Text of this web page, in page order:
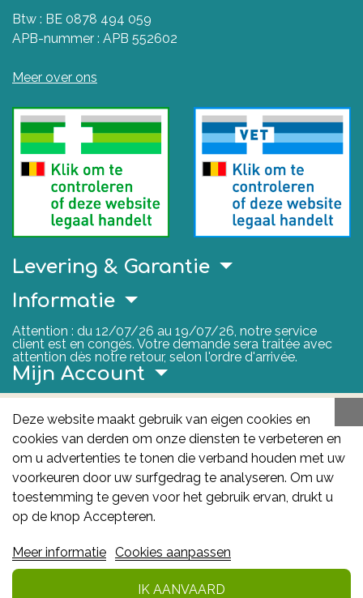
Btw : BE 0878 494 059
APB-nummer : APB 552602
Meer over ons
Levering & Garantie
Deze website maakt gebruik van eigen cookies en
cookies van derden om onze diensten te verbeteren en
om u advertenties te tonen die verband houden met uw
voorkeuren door uw surfgedrag te analyseren. Om uw
toestemming te geven voor het gebruik ervan, drukt u
op de knop Accepteren.
Meer informatie Cookies aanpassen
IK AANVAARD
Informatie
Attention : du 12/07/26 au 19/07/26, notre service
client est en congés. Votre demande sera traitée avec
attention dès notre retour, selon l'ordre d'arrivée.
Mijn Account
Nuttige Links
FAGG
Het FAGG is de bevoegde autoriteit voor
geneesmiddelen en gezondheidsproducten in België.
Deze site valt onder haar controle.
Gezondheidsproducten - FAGG: Galileelaan 5/03
1210 Brussel